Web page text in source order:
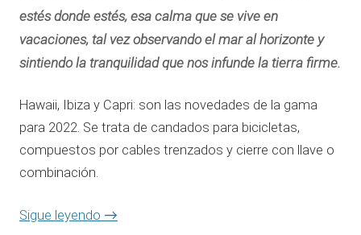
estés donde estés, esa calma que se vive en
vacaciones, tal vez observando el mar al horizonte y
sintiendo la tranquilidad que nos infunde la tierra firme.
Hawaii, Ibiza y Capri: son las novedades de la gama
para 2022. Se trata de candados para bicicletas,
compuestos por cables trenzados y cierre con llave o
combinación.
Sigue leyendo →